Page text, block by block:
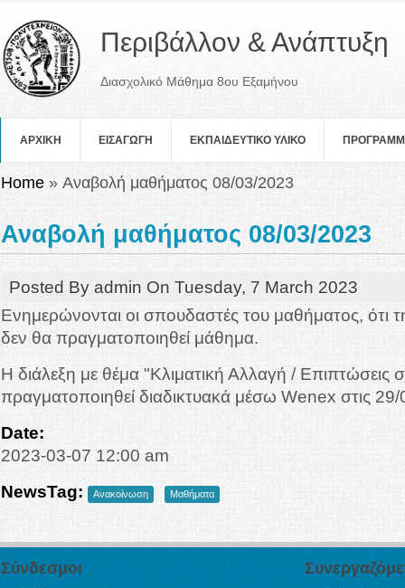
Περιβάλλον & Ανάπτυξη
Διασχολικό Μάθημα 8ου Εξαμήνου
ΑΡΧΙΚΗ ΕΙΣΑΓΩΓΗ ΕΚΠΑΙΔΕΥΤΙΚΟ ΥΛΙΚΟ
You are here
Home » Αναβολή μαθήματος 08/03/2023
Αναβολή μαθήματος 08/03/2023
Posted By admin On Tuesday, 7 March 2023
Ενημερώνονται οι σπουδαστές του μαθήματος, ότι
δεν θα πραγματοποιηθεί μάθημα.
Η διάλεξη με θέμα "Κλιματική Αλλαγή / Επιπτώσεις
πραγματοποιηθεί διαδικτυακά μέσω Wenex στις
Date:
2023-03-07 12:00 am
NewsTag:
Ανακοίνωση Μαθήματα
Σύνδεσμοι